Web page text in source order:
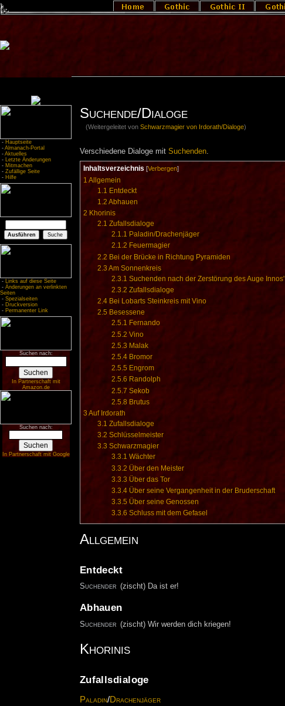
- Hauptseite
- Almanach-Portal
- Aktuelles
- Letzte Änderungen
- Mitmachen
- Zufällige Seite
- Hilfe
- Links auf diese Seite
- Änderungen an verlinkten
Seiten
- Spezialseiten
- Druckversion
- Permanenter Link
Suchen nach:
In Partnerschaft mit
Amazon.de
Suchen nach:
In Partnerschaft mit Google
Suchende/Dialoge
(Weitergeleitet vonSchwarzmagier von Irdorath/Dialoge)
Verschiedene Dialoge mit Suchenden.
Inhaltsverzeichnis [Verbergen]
1 Allgemein
1.1 Entdeckt
1.2 Abhauen
2 Khorinis
2.1 Zufallsdialoge
2.1.1 Paladin/Drachenjäger
2.1.2 Feuermagier
2.2 Bei der Brücke in Richtung Pyramiden
2.3 Am Sonnenkreis
2.3.1 Suchenden nach der Zerstörung des Auge Innos'
2.3.2 Zufallsdialoge
2.4 Bei Lobarts Steinkreis mit Vino
2.5 Besessene
2.5.1 Fernando
2.5.2 Vino
2.5.3 Malak
2.5.4 Bromor
2.5.5 Engrom
2.5.6 Randolph
2.5.7 Sekob
2.5.8 Brutus
3 Auf Irdorath
3.1 Zufallsdialoge
3.2 Schlüsselmeister
3.3 Schwarzmagier
3.3.1 Wächter
3.3.2 Über den Meister
3.3.3 Über das Tor
3.3.4 Über seine Vergangenheit in der Bruderschaft
3.3.5 Über seine Genossen
3.3.6 Schluss mit dem Gefasel
Allgemein
Entdeckt
Suchender (zischt) Da ist er!
Abhauen
Suchender (zischt) Wir werden dich kriegen!
Khorinis
Zufallsdialoge
Paladin/Drachenjäger